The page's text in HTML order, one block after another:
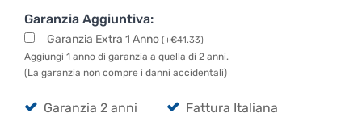
Garanzia Aggiuntiva:
Garanzia Extra 1 Anno (+€41.33)
Aggiungi 1 anno di garanzia a quella di 2 anni.
(La garanzia non compre i danni accidentali)
Garanzia 2 anni
Fattura Italiana